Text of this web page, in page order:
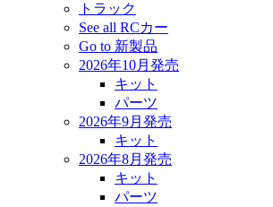
トラック
See all RCカー
Go to 新製品
2026年10月発売
キット
パーツ
2026年9月発売
キット
2026年8月発売
キット
パーツ